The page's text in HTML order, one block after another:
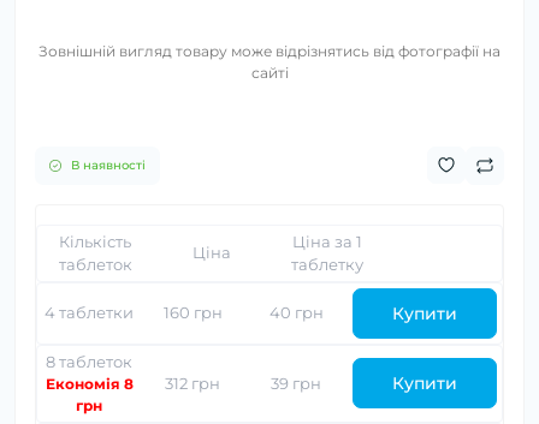
Зовнішній вигляд товару може відрізнятись від фотографії на
сайті
В наявності
Кількість
таблеток
Ціна
Ціна за 1
таблетку
4 таблетки 160 грн 40 грн Купити
8 таблеток
Економія 8
грн
312 грн 39 грн Купити